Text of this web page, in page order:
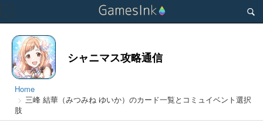
Toggle
シャニマス攻略通信
Home
三峰 結華（みつみね ゆいか）のカード一覧とコミュイベント選択
肢